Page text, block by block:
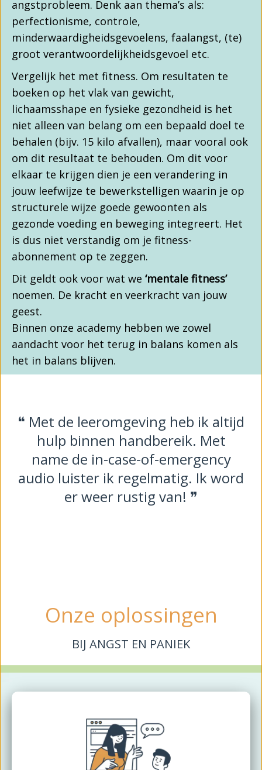
angstprobleem. Denk aan thema’s als:
perfectionisme, controle,
minderwaardigheidsgevoelens, faalangst, (te)
groot verantwoordelijkheidsgevoel etc.
Vergelijk het met fitness. Om resultaten te
boeken op het vlak van gewicht,
lichaamsshape en fysieke gezondheid is het
niet alleen van belang om een bepaald doel te
behalen (bijv. 15 kilo afvallen), maar vooral ook
om dit resultaat te behouden. Om dit voor
elkaar te krijgen dien je een verandering in
jouw leefwijze te bewerkstelligen waarin je op
structurele wijze goede gewoonten als
gezonde voeding en beweging integreert. Het
is dus niet verstandig om je fitness-
abonnement op te zeggen.
Dit geldt ook voor wat we ‘mentale fitness’
noemen. De kracht en veerkracht van jouw
geest.
Binnen onze academy hebben we zowel
aandacht voor het terug in balans komen als
het in balans blijven.
❝ Met de leeromgeving heb ik altijd
hulp binnen handbereik. Met
name de in-case-of-emergency
audio luister ik regelmatig. Ik word
er weer rustig van! ❞
Onze oplossingen
BIJ ANGST EN PANIEK